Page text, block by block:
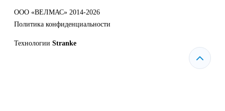
ООО «ВЕЛМАС» 2014-2026
Политика конфиденциальности
Технологии Stranke